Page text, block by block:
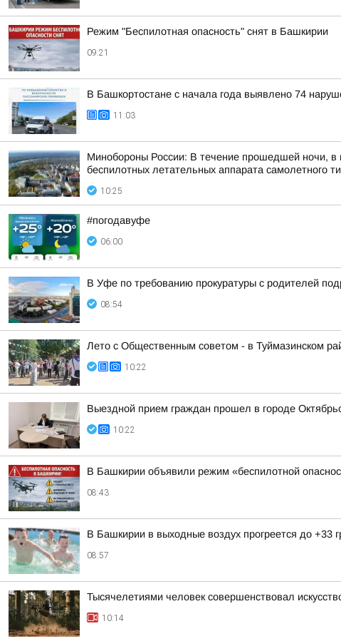
Режим "Беспилотная опасность" снят в Башкирии
09:21
В Башкортостане с начала года выявлено 74
11:03
Минобороны России: В течение прошедшей ночи, в
беспилотных летательных аппарата самолетного
10:25
#погодавуфе
06:00
В Уфе по требованию прокуратуры с родителей
08:54
Лето с Общественным советом - в Туймазинском
10:22
Выездной прием граждан прошел в городе
10:22
В Башкирии объявили режим «беспилотной
08:43
В Башкирии в выходные воздух прогреется до +33
08:57
Тысячелетиями человек совершенствовал
10:14